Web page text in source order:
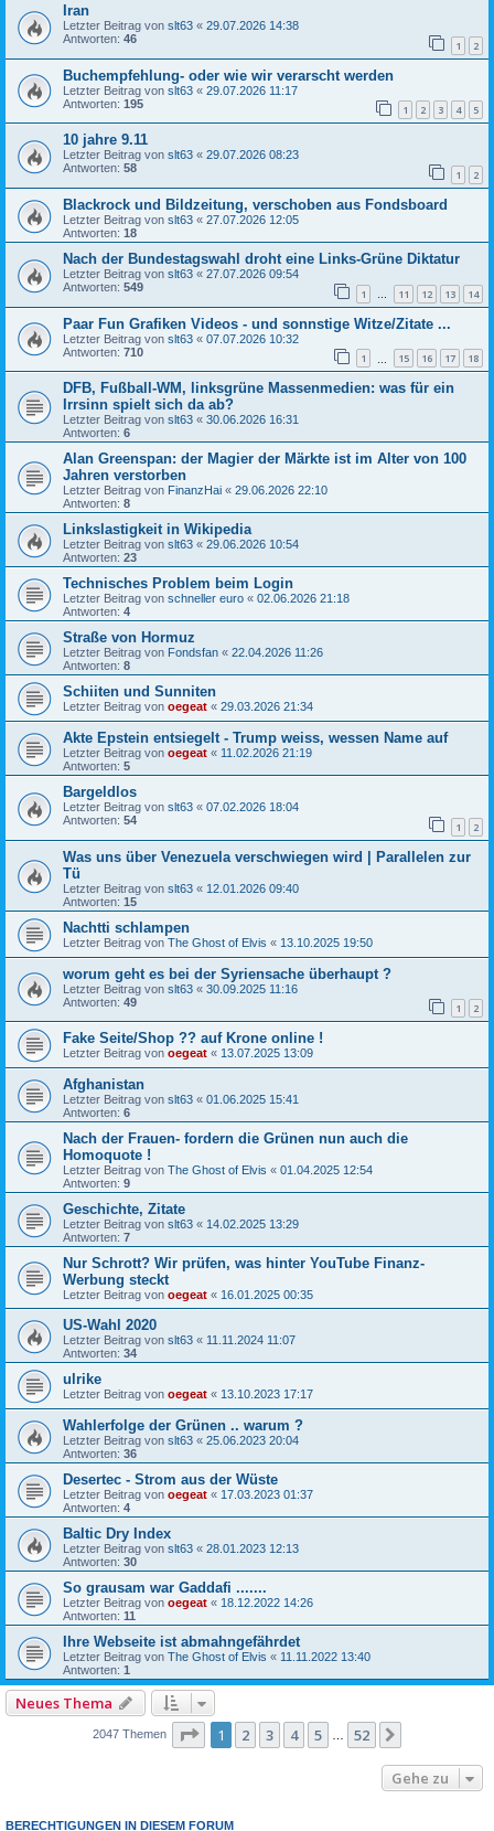
Iran
Letzter Beitrag von slt63 « 29.07.2026 14:38
Antworten: 46 1 2
Buchempfehlung- oder wie wir verarscht werden
Letzter Beitrag von slt63 « 29.07.2026 11:17
Antworten: 195 1 2 3 4 5
10 jahre 9.11
Letzter Beitrag von slt63 « 29.07.2026 08:23
Antworten: 58 1 2
Blackrock und Bildzeitung, verschoben aus Fondsboard
Letzter Beitrag von slt63 « 27.07.2026 12:05
Antworten: 18
Nach der Bundestagswahl droht eine Links-Grüne Diktatur
Letzter Beitrag von slt63 « 27.07.2026 09:54
Antworten: 549 1 … 11 12 13 14
Paar Fun Grafiken Videos - und sonnstige Witze/Zitate ...
Letzter Beitrag von slt63 « 07.07.2026 10:32
Antworten: 710 1 15 16 17 18
DFB, Fußball-WM, linksgrüne Massenmedien: was für ein
Irrsinn spielt sich da ab?
Letzter Beitrag von slt63 « 30.06.2026 16:31
Antworten: 6
Alan Greenspan: der Magier der Märkte ist im Alter von 100
Jahren verstorben
Letzter Beitrag von FinanzHai « 29.06.2026 22:10
Antworten: 8
Linkslastigkeit in Wikipedia
Letzter Beitrag von slt63 « 29.06.2026 10:54
Antworten: 23
Technisches Problem beim Login
Letzter Beitrag von schneller euro « 02.06.2026 21:18
Antworten: 4
Straße von Hormuz
Letzter Beitrag von Fondsfan « 22.04.2026 11:26
Antworten: 8
Schiiten und Sunniten
Letzter Beitrag von oegeat « 29.03.2026 21:34
Akte Epstein entsiegelt - Trump weiss, wessen Name auf
Letzter Beitrag von oegeat « 11.02.2026 21:19
Antworten: 5
Bargeldlos
Letzter Beitrag von slt63 « 07.02.2026 18:04
Antworten: 54 1 2
Was uns über Venezuela verschwiegen wird | Parallelen zur
Tü
Letzter Beitrag von slt63 « 12.01.2026 09:40
Antworten: 15
Nachtti schlampen
Letzter Beitrag von The Ghost of Elvis « 13.10.2025 19:50
worum geht es bei der Syriensache überhaupt ?
Letzter Beitrag von slt63 « 30.09.2025 11:16
Antworten: 49 1 2
Fake Seite/Shop ?? auf Krone online !
Letzter Beitrag von oegeat « 13.07.2025 13:09
Afghanistan
Letzter Beitrag von slt63 « 01.06.2025 15:41
Antworten: 6
Nach der Frauen- fordern die Grünen nun auch die
Homoquote !
Letzter Beitrag von The Ghost of Elvis « 01.04.2025 12:54
Antworten: 9
Geschichte, Zitate
Letzter Beitrag von slt63 « 14.02.2025 13:29
Antworten: 7
Nur Schrott? Wir prüfen, was hinter YouTube Finanz-
Werbung steckt
Letzter Beitrag von oegeat « 16.01.2025 00:35
US-Wahl 2020
Letzter Beitrag von slt63 « 11.11.2024 11:07
Antworten: 34
ulrike
Letzter Beitrag von oegeat « 13.10.2023 17:17
Wahlerfolge der Grünen .. warum ?
Letzter Beitrag von slt63 « 25.06.2023 20:04
Antworten: 36
Desertec - Strom aus der Wüste
Letzter Beitrag von oegeat « 17.03.2023 01:37
Antworten: 4
Baltic Dry Index
Letzter Beitrag von slt63 « 28.01.2023 12:13
Antworten: 30
So grausam war Gaddafi .......
Letzter Beitrag von oegeat « 18.12.2022 14:26
Antworten: 11
Ihre Webseite ist abmahngefährdet
Letzter Beitrag von The Ghost of Elvis « 11.11.2022 13:40
Antworten: 1
Neues Thema
2047 Themen Seite 1von 52
1 2 3 4 5 … 52
Gehe zu
BERECHTIGUNGEN IN DIESEM FORUM